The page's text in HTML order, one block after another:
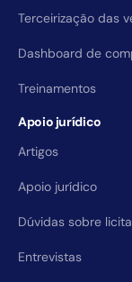
Terceirização das
Dashboard de
Treinamentos
Apoio jurídico
Artigos
Apoio jurídico
Dúvidas sobre
Entrevistas